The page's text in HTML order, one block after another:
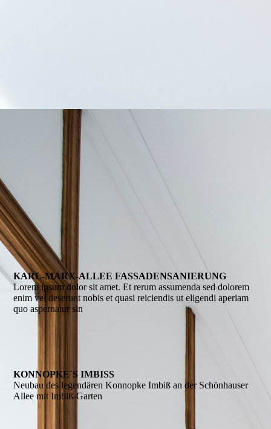
KARL-MARX-ALLEE FASSADENSANIERUNG
Lorem ipsum dolor sit amet. Et rerum assumenda sed dolorem
enim vel deserunt nobis et quasi reiciendis ut eligendi aperiam
quo aspernatur sin
KONNOPKE´S IMBISS
Neubau des legendären Konnopke Imbiß an der Schönhauser
Allee mit Imbiß-Garten